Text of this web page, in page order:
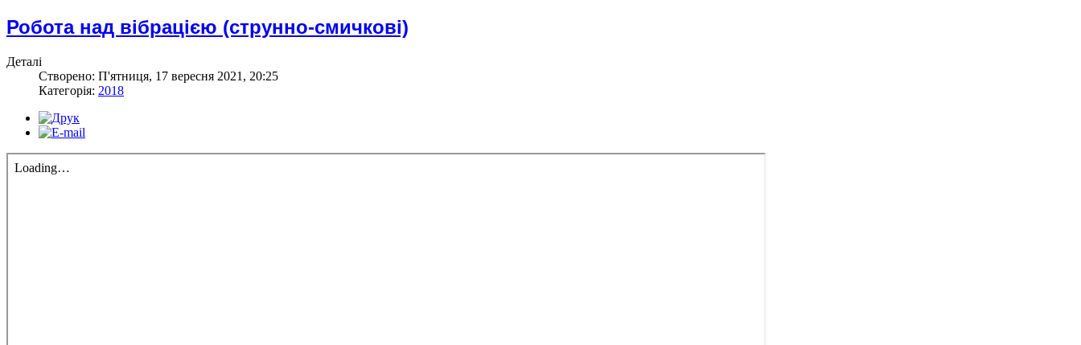
Робота над вібрацією (струнно-смичкові)
Деталі
Створено: П'ятниця, 17 вересня 2021, 20:25
Категорія: 2018